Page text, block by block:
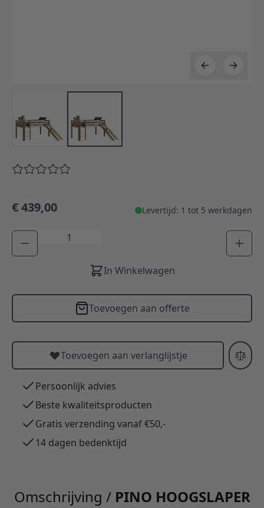
€ 439,00 Levertijd: 1 tot 5 werkdagen
Aantal
In Winkelwagen
Toevoegen aan offerte
Toevoegen aan verlanglijstje
Persoonlijk advies
Beste kwaliteitsproducten
Gratis verzending vanaf €50,-
14 dagen bedenktijd
Omschrijving / PINO HOOGSLAPER